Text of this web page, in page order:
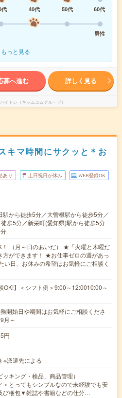
代 40代 50代
60代
男性
もっと見る
募へ進む 詳しく見る
イトレ（キャムコムグループ）
キマ時間にサクッと＊お
あり 土日祝日が休み WEB登録OK
駅から徒歩5分／大曽根駅から徒歩5分／
歩5分／新栄町(愛知県)駅から徒歩5分
！ （月～日のあいだ） ★「火曜と木曜だ
方ができます！ ★お仕事ゼロの週があっ
い日、お休みの希望はお気軽にご相談く
OK!】＜シフト例＞9:00～12:0010:00～
始日や期間はお気軽にご相談くださ
～
円
※派遣先による
キング・検品、商品管理）
＜とってもシンプルなので未経験でも安
び梱包▼雑誌や書籍などの仕分…